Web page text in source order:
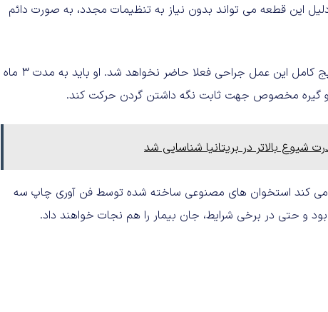
این قطعه می تواند بدون نیاز به تنظیمات مجدد، به صورت دائم
شبکه خبری CCTV چین به این نکته اشاره کرد که نتایج کامل این عمل جراحی فعلا حاضر نخواهد شد. او باید به مدت ۳ ماه
گیره مخصوص جهت ثابت نگه داشتن گردن حرکت کند.
شیوع بالاتر در بریتانیا شناسایی شد
می کند استخوان های مصنوعی ساخته شده توسط فن آوری چاپ سه
و حتی در برخی شرایط، جان بیمار را هم نجات خواهند داد.